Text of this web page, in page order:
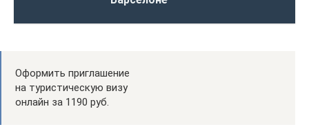
Оформить приглашение
на туристическую визу
онлайн за 1190 руб.